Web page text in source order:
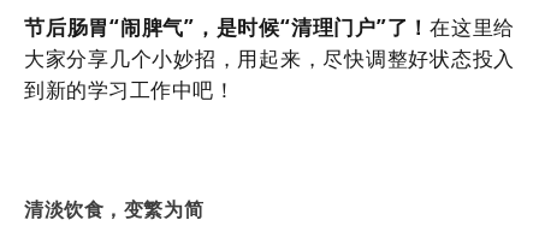
节后肠胃“闹脾气”，是时候“清理门户”了！在这里给
大家分享几个小妙招，用起来，尽快调整好状态投入
到新的学习工作中吧！
清淡饮食，变繁为简